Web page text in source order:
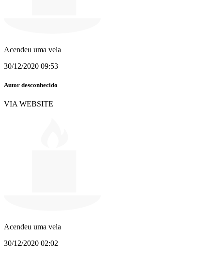
Acendeu uma vela
30/12/2020 09:53
Autor desconhecido
VIA WEBSITE
Acendeu uma vela
30/12/2020 02:02